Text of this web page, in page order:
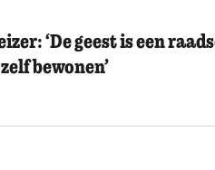
‘De geest is een
bewonen’